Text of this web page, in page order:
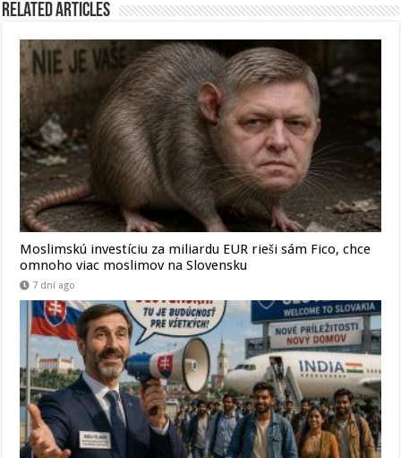
Related Articles
Moslimskú investíciu za miliardu EUR rieši sám Fico, chce
omnoho viac moslimov na Slovensku
7 dní ago